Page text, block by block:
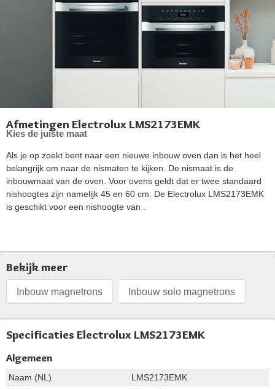
Afmetingen Electrolux LMS2173EMK
Kies de juiste maat
Als je op zoekt bent naar een nieuwe inbouw oven dan is het heel
belangrijk om naar de nismaten te kijken. De nismaat is de
inbouwmaat van de oven. Voor ovens geldt dat er twee standaard
nishoogtes zijn namelijk 45 en 60 cm. De Electrolux LMS2173EMK
is geschikt voor een nishoogte van .
Bekijk meer
Inbouw magnetrons Inbouw solo magnetrons
Specificaties Electrolux LMS2173EMK
Algemeen
Naam (NL)
LMS2173EMK